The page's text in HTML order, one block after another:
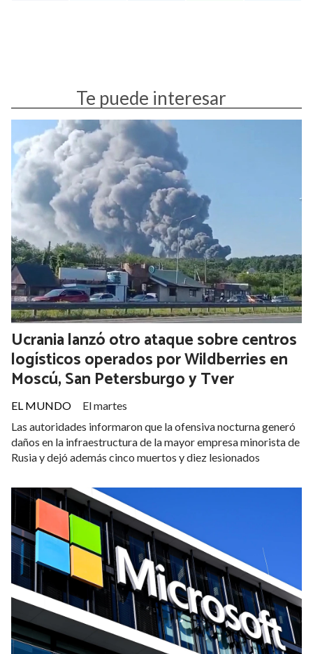
La carta de Dimon fue vista como una advertencia directa a
Agenda EEUU Donald Trump
Te puede interesar
Ucrania lanzó otro ataque sobre centros
logísticos operados por Wildberries en
Moscú, San Petersburgo y Tver
EL MUNDO
El martes
Las autoridades informaron que la ofensiva nocturna generó
daños en la infraestructura de la mayor empresa minorista de
Rusia y dejó además cinco muertos y diez lesionados